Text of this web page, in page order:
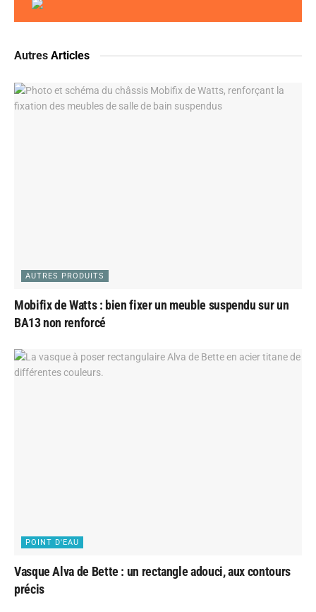
Autres Articles
AUTRES PRODUITS
Mobifix de Watts : bien fixer un meuble suspendu sur un
BA13 non renforcé
POINT D'EAU
Vasque Alva de Bette : un rectangle adouci, aux contours
précis